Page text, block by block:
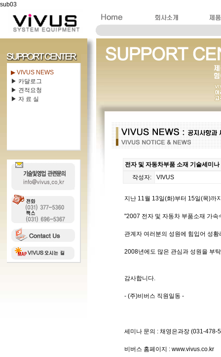
sub03
▶ VIVUS NEWS
▶ 카달로그
▶ 견적요청
▶ 자 료 실
전자 및 자동차부품 소재 기술세미
작성자:
VIVUS
지난 11월 13일(화)부터 15일(목)까
"2007 전자 및 자동차 부품소재 가
관계자 여러분의 성원에 힘입어 성
2008년에도 많은 관심과 성원을 부
감사합니다.
- (주)비버스 직원일동 -
세미나 문의 : 채영은과장 (031-478-
비버스 홈페이지 : www.vivus.co.kr